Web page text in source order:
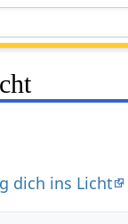
dich ins Licht